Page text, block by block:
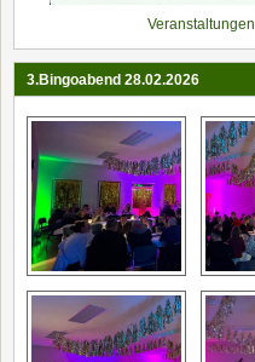
Veranstaltungen
3.Bingoabend 28.02.2026